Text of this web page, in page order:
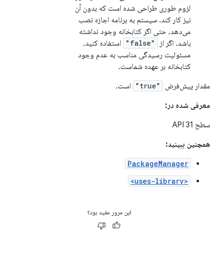
لزوم طوری طراحی شده است که بدون آن
نیز کار کند. سیستم به برنامه اجازه نصب
می‌دهد، حتی اگر کتابخانه وجود نداشته
باشد. اگر از
"false"
استفاده کنید،
مسئولیت رسیدگی مناسب به عدم وجود
کتابخانه بر عهده شماست.
مقدار پیش‌فرض
"true"
است.
معرفی شده در:
سطح API 31
همچنین ببینید:
PackageManager
<uses-library>
این مرور مفید بود؟